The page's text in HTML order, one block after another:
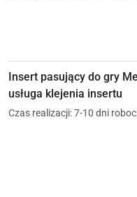
Insert pasujący do gry
usługa klejenia insertu
Czas realizacji: 7-10 dni